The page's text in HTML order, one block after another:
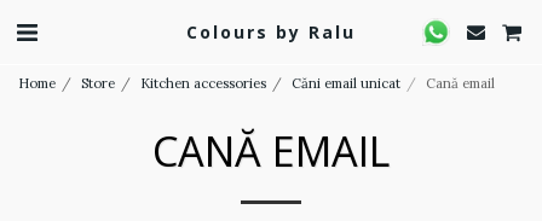
Colours by Ralu
Home Store Kitchen accessories Căni email unicat Cană email
CANĂ EMAIL